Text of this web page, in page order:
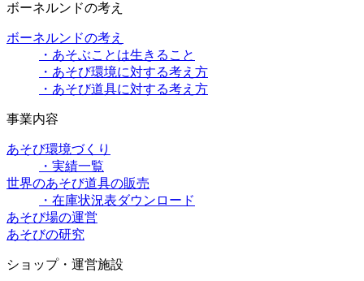
ボーネルンドの考え
ボーネルンドの考え
・あそぶことは生きること
・あそび環境に対する考え方
・あそび道具に対する考え方
事業内容
あそび環境づくり
・実績一覧
世界のあそび道具の販売
・在庫状況表ダウンロード
あそび場の運営
あそびの研究
ショップ・運営施設